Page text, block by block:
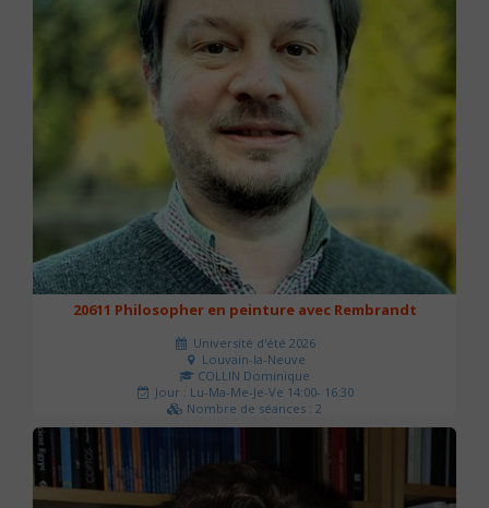
20611 Philosopher en peinture avec Rembrandt
Université d'été 2026
Louvain-la-Neuve
COLLIN Dominique
Jour : Lu-Ma-Me-Je-Ve 14:00- 16:30
Nombre de séances : 2
51 €